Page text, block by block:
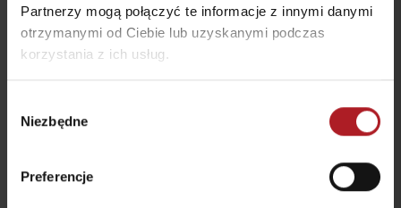
Partnerzy mogą połączyć te informacje z innymi danymi
otrzymanymi od Ciebie lub uzyskanymi podczas
korzystania z ich usług.
zgody
Niezbędne
Preferencje
Svätojánsky kaštieľ***
Liptovský Ján
MaMi style Restauracja